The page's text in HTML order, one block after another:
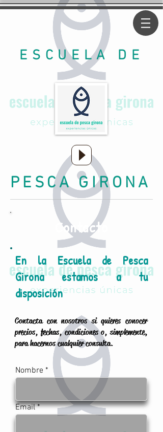
ESCUELA DE
PESCA GIRONA
En la Escuela de Pesca
Girona estamos a tu
disposición
Contacta con nosotros si quieres conocer
precios, fechas, condiciones o, simplemente,
para hacernos cualquier consulta.
Nombre
Email
Contacto